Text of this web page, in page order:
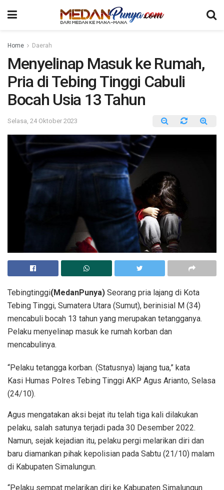
Home Daerah
Menyelinap Masuk ke Rumah,
Pria di Tebing Tinggi Cabuli
Bocah Usia 13 Tahun
Selasa, 24 Oktober 2023
Tebingtinggi(MedanPunya) Seorang pria lajang di Kota
Tebing Tinggi, Sumatera Utara (Sumut), berinisial M (34)
mencabuli bocah 13 tahun yang merupakan tetangganya.
Pelaku menyelinap masuk ke rumah korban dan
mencabulinya.
“Pelaku tetangga korban. (Statusnya) lajang tua,” kata
Kasi Humas Polres Tebing Tinggi AKP Agus Arianto, Selasa
(24/10).
Agus mengatakan aksi bejat itu telah tiga kali dilakukan
pelaku, salah satunya terjadi pada 30 Desember 2022.
Namun, sejak kejadian itu, pelaku pergi melarikan diri dan
baru diamankan pihak kepolisian pada Sabtu (21/10) malam
di Kabupaten Simalungun.
“Pelaku sempat melarikan diri ke Kabupaten Simalungun